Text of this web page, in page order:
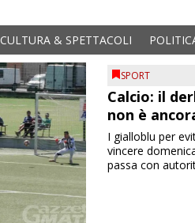
CULTURA & SPETTACOLI
SPORT
Calcio: il
non è
I gialloblu per
vincere
passa con